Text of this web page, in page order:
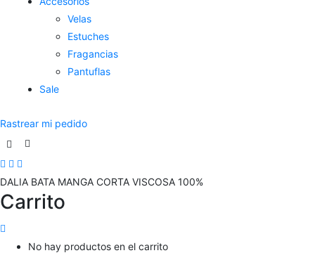
Velas
Estuches
Fragancias
Pantuflas
Sale
Rastrear mi pedido
DALIA BATA MANGA CORTA VISCOSA 100%
Carrito
No hay productos en el carrito